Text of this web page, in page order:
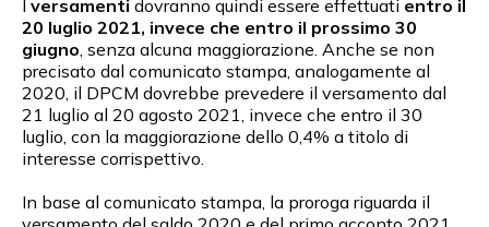
I versamenti dovranno quindi essere effettuati entro il
20 luglio 2021, invece che entro il prossimo 30
giugno , senza alcuna maggiorazione. Anche se non
precisato dal comunicato stampa, analogamente al
2020, il DPCM dovrebbe prevedere il versamento dal
21 luglio al 20 agosto 2021, invece che entro il 30
luglio, con la maggiorazione dello 0,4% a titolo di
interesse corrispettivo.
In base al comunicato stampa, la proroga riguarda il